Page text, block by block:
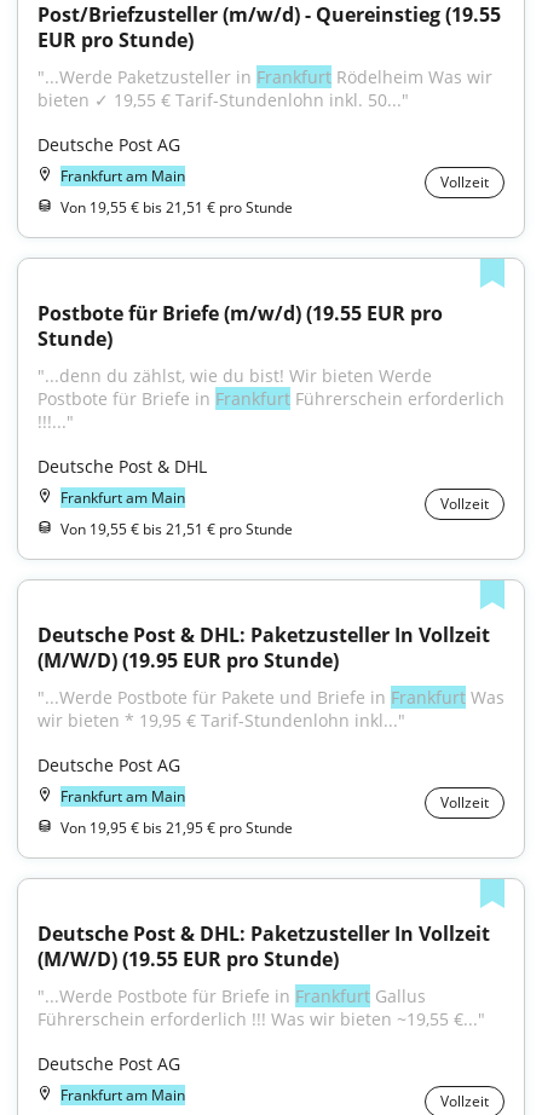
Post/Briefzusteller (m/w/d) - Quereinstieg (19.55
EUR pro Stunde)
"...Werde Paketzusteller in Frankfurt Rödelheim Was wir
bieten ✓ 19,55 € Tarif-Stundenlohn inkl. 50..."
Deutsche Post AG
Frankfurt am Main
Vollzeit
Von 19,55 € bis 21,51 € pro Stunde
Postbote für Briefe (m/w/d) (19.55 EUR pro
Stunde)
"...denn du zählst, wie du bist! Wir bieten Werde
Postbote für Briefe in Frankfurt Führerschein erforderlich
!!!..."
Deutsche Post & DHL
Frankfurt am Main
Vollzeit
Von 19,55 € bis 21,51 € pro Stunde
Deutsche Post & DHL: Paketzusteller In Vollzeit
(M/W/D) (19.95 EUR pro Stunde)
"...Werde Postbote für Pakete und Briefe in Frankfurt Was
wir bieten * 19,95 € Tarif-Stundenlohn inkl..."
Deutsche Post AG
Frankfurt am Main
Vollzeit
Von 19,95 € bis 21,95 € pro Stunde
Deutsche Post & DHL: Paketzusteller In Vollzeit
(M/W/D) (19.55 EUR pro Stunde)
"...Werde Postbote für Briefe in Frankfurt Gallus
Führerschein erforderlich !!! Was wir bieten ~19,55 €..."
Deutsche Post AG
Frankfurt am Main
Vollzeit